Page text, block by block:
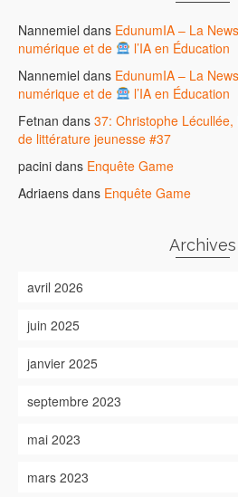
Nannemiel dans EdunumIA – La
numérique et de
l’IA en Éducation
Nannemiel dans EdunumIA – La
numérique et de
l’IA en Éducation
Fetnan dans 37: Christophe
de littérature jeunesse #37
pacini dans Enquête Game
Adriaens dans Enquête Game
Archives
avril 2026
juin 2025
janvier 2025
septembre 2023
mai 2023
mars 2023